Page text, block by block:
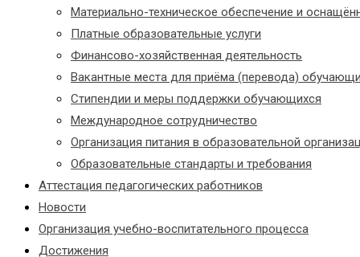
Материально-техническое обеспечение и
Платные образовательные услуги
Финансово-хозяйственная деятельность
Вакантные места для приёма (перевода)
Стипендии и меры поддержки обучающихся
Международное сотрудничество
Организация питания в образовательной
Образовательные стандарты и требования
Аттестация педагогических работников
Новости
Организация учебно-воспитательного процесса
Достижения